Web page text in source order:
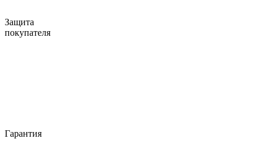
Защита
покупателя
Гарантия